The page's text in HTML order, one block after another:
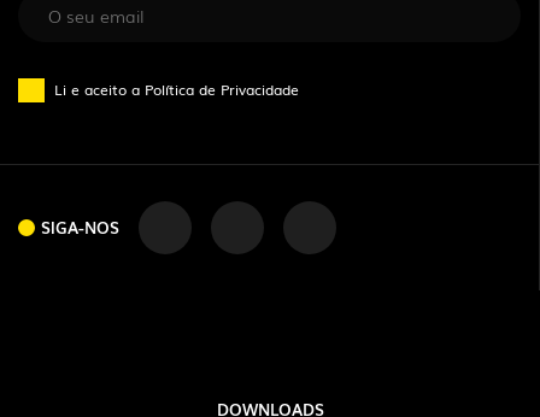
SIGA-NOS
Li e aceito a Política de Privacidade
SIGA-NOS
DOWNLOADS